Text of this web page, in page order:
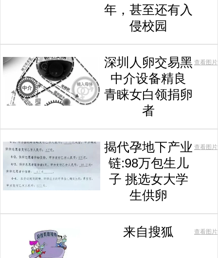
年，甚至还有入
侵校园
深圳人卵交易黑
中介设备精良
青睐女白领捐卵
者
查看图片
揭代孕地下产业
链:98万包生儿
子 挑选女大学
生供卵
查看图片
来自搜狐 查看图片